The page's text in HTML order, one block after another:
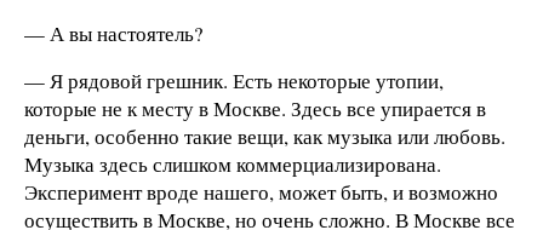
— А вы настоятель?
— Я рядовой грешник. Есть некоторые утопии,
которые не к месту в Москве. Здесь все упирается в
деньги, особенно такие вещи, как музыка или любовь.
Музыка здесь слишком коммерциализирована.
Эксперимент вроде нашего, может быть, и возможно
осуществить в Москве, но очень сложно. В Москве все